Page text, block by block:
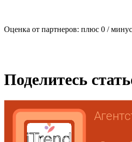
Оценка от партнеров: плюс 0 / минус
Поделитесь